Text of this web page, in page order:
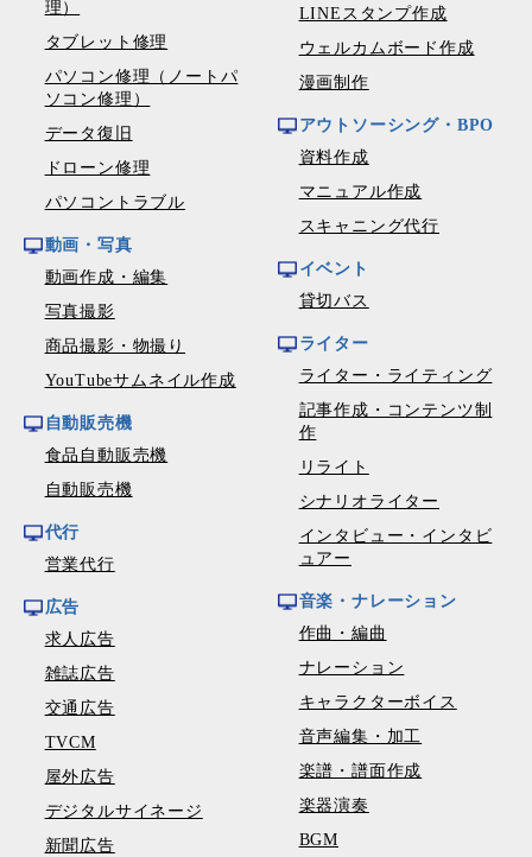
理）
タブレット修理
パソコン修理（ノートパ
ソコン修理）
データ復旧
ドローン修理
パソコントラブル
動画・写真
動画作成・編集
写真撮影
商品撮影・物撮り
YouTubeサムネイル作成
自動販売機
食品自動販売機
自動販売機
代行
営業代行
広告
求人広告
雑誌広告
交通広告
TVCM
屋外広告
デジタルサイネージ
新聞広告
LINEスタンプ作成
ウェルカムボード作成
漫画制作
アウトソーシング・BPO
資料作成
マニュアル作成
スキャニング代行
イベント
貸切バス
ライター
ライター・ライティング
記事作成・コンテンツ制
作
リライト
シナリオライター
インタビュー・インタビ
ュアー
音楽・ナレーション
作曲・編曲
ナレーション
キャラクターボイス
音声編集・加工
楽譜・譜面作成
楽器演奏
BGM